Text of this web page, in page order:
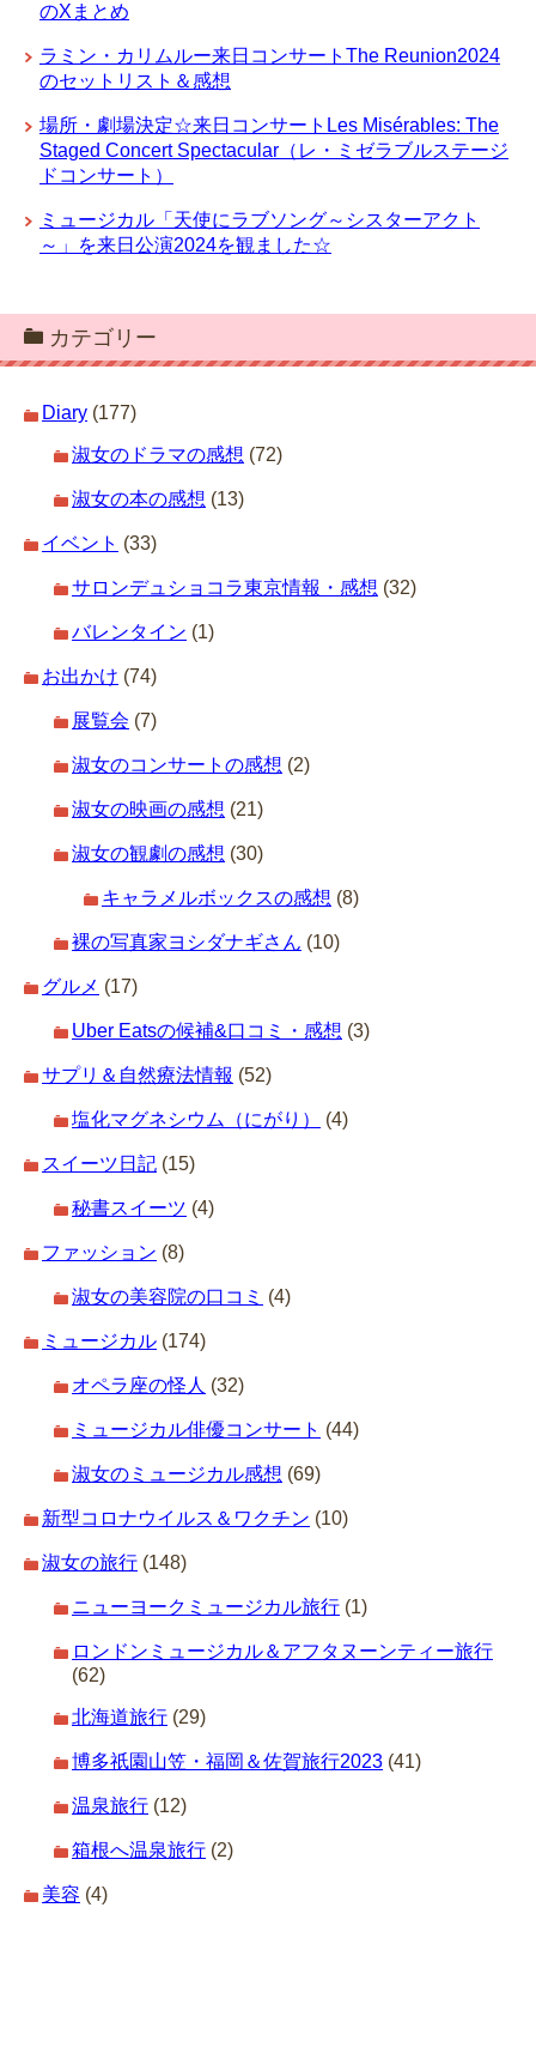
のXまとめ
ラミン・カリムルー来日コンサートThe Reunion2024
のセットリスト＆感想
場所・劇場決定☆来日コンサートLes Misérables: The
Staged Concert Spectacular（レ・ミゼラブルステージ
ドコンサート）
ミュージカル「天使にラブソング～シスターアクト
～」を来日公演2024を観ました☆
カテゴリー
Diary (177)
淑女のドラマの感想 (72)
淑女の本の感想 (13)
イベント (33)
サロンデュショコラ東京情報・感想 (32)
バレンタイン (1)
お出かけ (74)
展覧会 (7)
淑女のコンサートの感想 (2)
淑女の映画の感想 (21)
淑女の観劇の感想 (30)
キャラメルボックスの感想 (8)
裸の写真家ヨシダナギさん (10)
グルメ (17)
Uber Eatsの候補&口コミ・感想 (3)
サプリ＆自然療法情報 (52)
塩化マグネシウム（にがり） (4)
スイーツ日記 (15)
秘書スイーツ (4)
ファッション (8)
淑女の美容院の口コミ (4)
ミュージカル (174)
オペラ座の怪人 (32)
ミュージカル俳優コンサート (44)
淑女のミュージカル感想 (69)
新型コロナウイルス＆ワクチン (10)
淑女の旅行 (148)
ニューヨークミュージカル旅行 (1)
ロンドンミュージカル＆アフタヌーンティー旅行
(62)
北海道旅行 (29)
博多祇園山笠・福岡＆佐賀旅行2023 (41)
温泉旅行 (12)
箱根へ温泉旅行 (2)
美容 (4)